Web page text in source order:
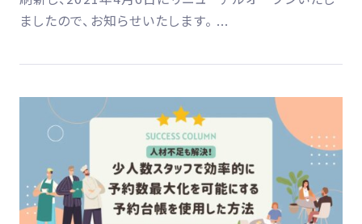
ましたので、お知らせいたします。 ...